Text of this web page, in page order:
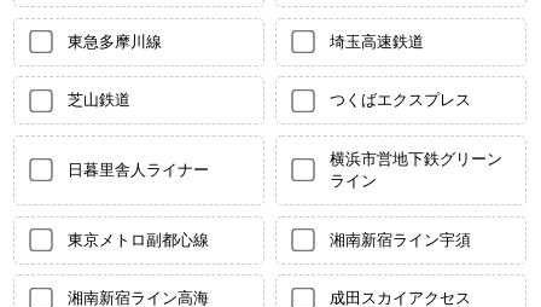
東急多摩川線 埼玉高速鉄道
芝山鉄道 つくばエクスプレス
日暮里舎人ライナー
横浜市営地下鉄グリーン
ライン
東京メトロ副都心線 湘南新宿ライン宇須
湘南新宿ライン高海 成田スカイアクセス